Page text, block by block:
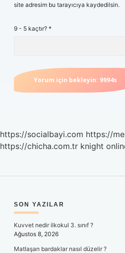
site adresim bu tarayıcıya kaydedilsin.
9 - 5 kaçtır? *
https://socialbayi.com https://
https://chicha.com.tr knight
SIDEBAR
SON YAZILAR
Kuvvet nedir ilkokul 3. sınıf ?
Ağustos 8, 2026
Matlaşan bardaklar nasıl düzelir ?